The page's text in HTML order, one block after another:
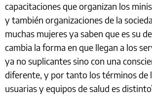
capacitaciones que organizan los
y también organizaciones de la
muchas mujeres ya saben que es su
cambia la forma en que llegan a los
ya no suplicantes sino con una
diferente, y por tanto los términos de
usuarias y equipos de salud es